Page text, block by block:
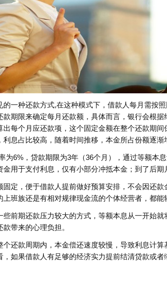
一种还款方式,在这种模式下，借款人每月需按
期限来确定每月还款额，具体而言，银行会根
每个月应还款项，这个固定金额在整个还款期
息占比较高，随着时间推移，本金所占份额逐渐
为6%，贷款期限为3年（36个月），通过等额本
用于支付利息，仅有小部分冲抵本金；到了后期
固定，便于借款人提前做好预算安排，不会因还
班族还是有相对规律现金流的个体经营者，都能
前期还款压力较大的方式，等额本息从一开始
带来的心理负担。
个还款周期内，本金偿还速度较慢，导致利息计
，如果借款人有足够的经济实力提前结清贷款或